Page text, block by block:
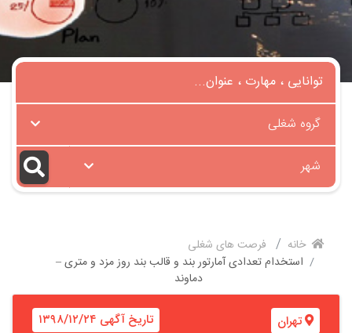
گروه شغلی
شهر
خانه
فرصت های شغلی
استخدام تعدادی آمارتور بند و قالب بند روز مزد و متری –
دماوند
تهران تاریخ آگهی ۱۳۹۸/۱۲/۲۴